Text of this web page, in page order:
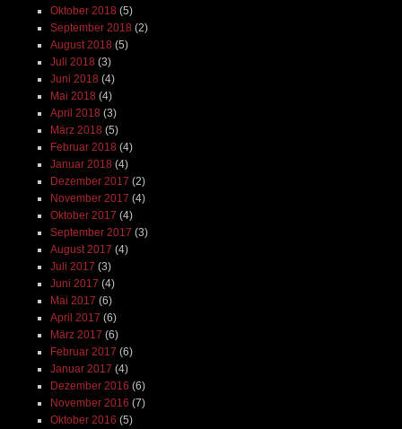
Oktober 2018 (5)
September 2018 (2)
August 2018 (5)
Juli 2018 (3)
Juni 2018 (4)
Mai 2018 (4)
April 2018 (3)
März 2018 (5)
Februar 2018 (4)
Januar 2018 (4)
Dezember 2017 (2)
November 2017 (4)
Oktober 2017 (4)
September 2017 (3)
August 2017 (4)
Juli 2017 (3)
Juni 2017 (4)
Mai 2017 (6)
April 2017 (6)
März 2017 (6)
Februar 2017 (6)
Januar 2017 (4)
Dezember 2016 (6)
November 2016 (7)
Oktober 2016 (5)